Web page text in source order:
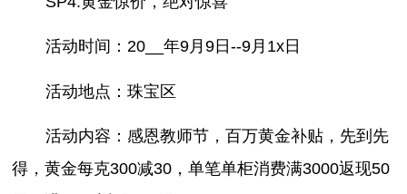
活动时间：20__年9月9日--9月1x日
活动地点：珠宝区
活动内容：感恩教师节，百万黄金补贴，先到先
得，黄金每克300减30，单笔单柜消费满3000返现50